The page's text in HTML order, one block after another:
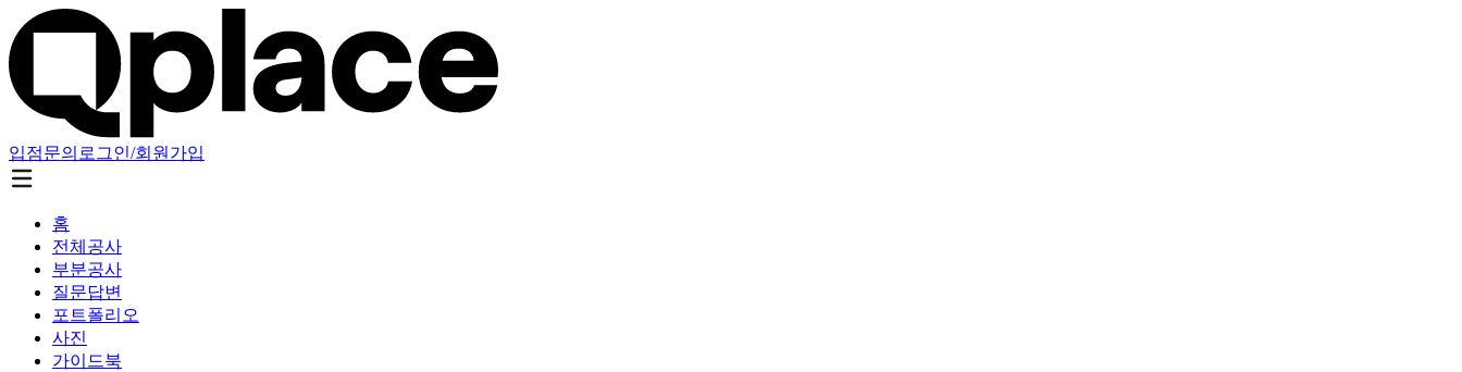
입점문의 로그인/회원가입
홈
전체공사
부분공사
질문답변
포트폴리오
사진
가이드북